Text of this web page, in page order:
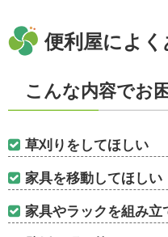
便利屋によ
こんな内容でお
草刈りをしてほしい
家具を移動してほしい
家具やラックを組み立